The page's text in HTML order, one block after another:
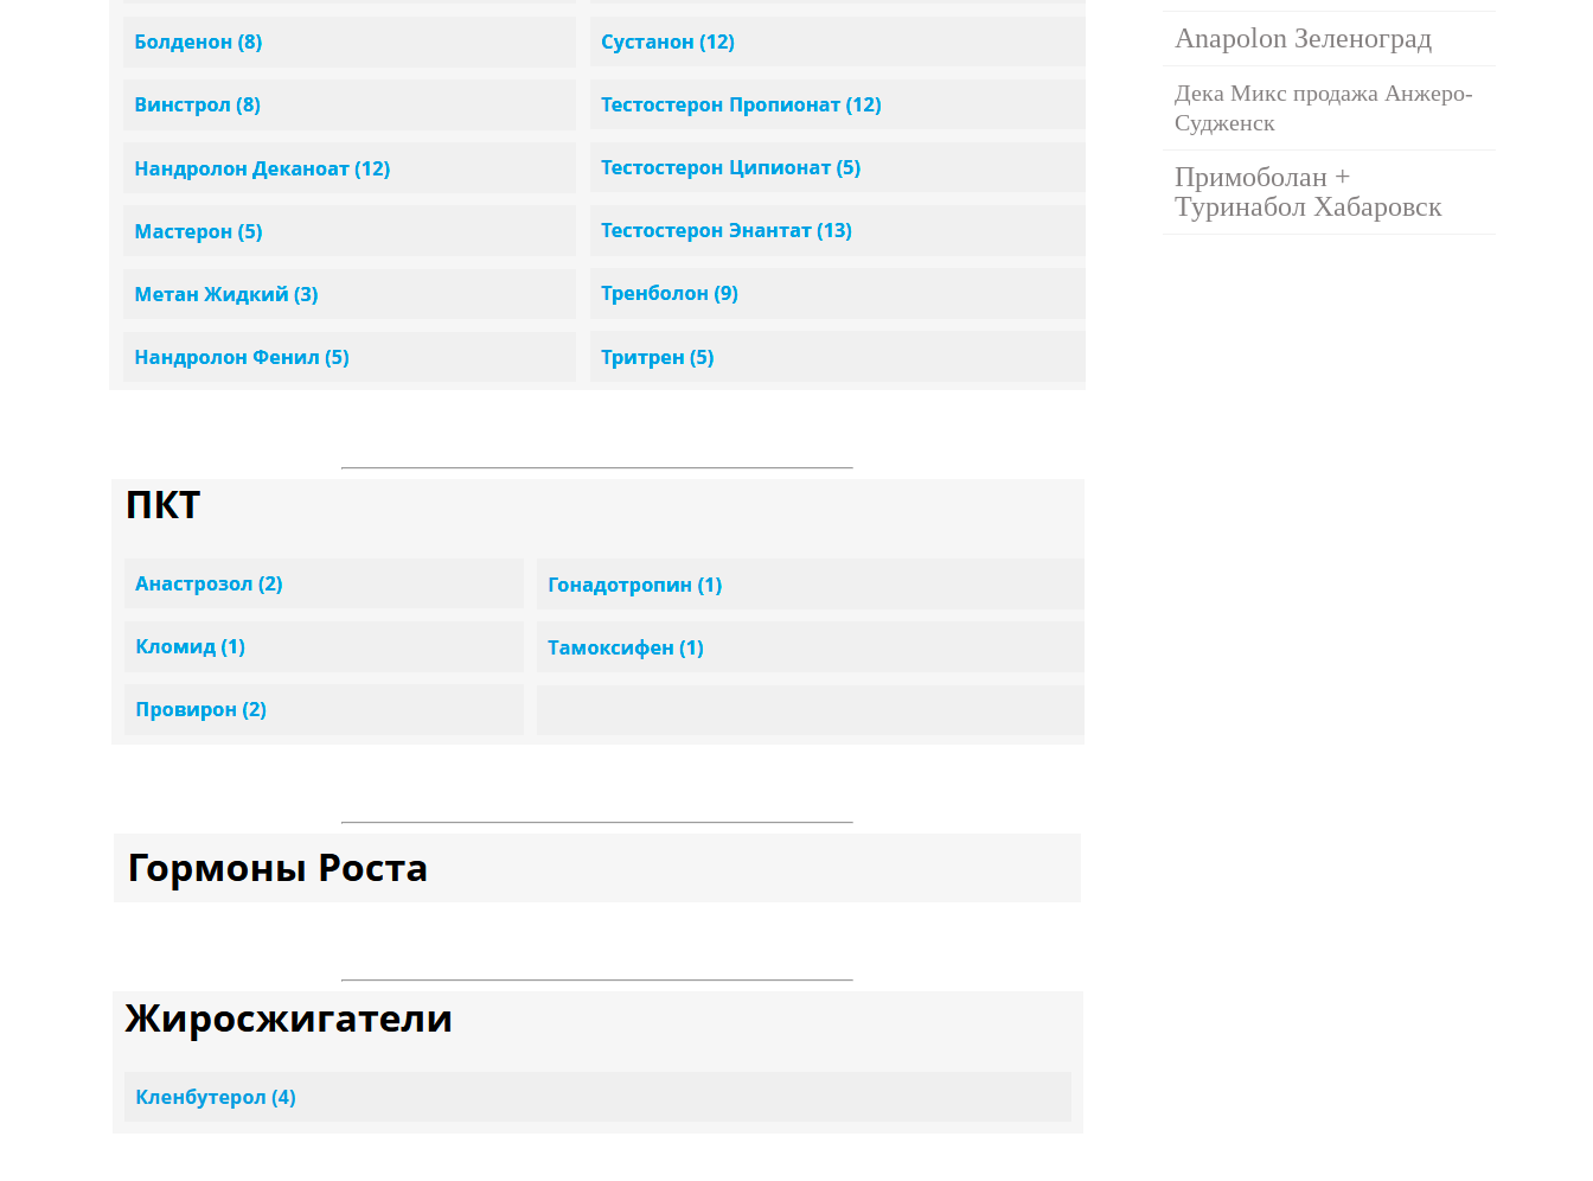
Anapolon Зеленоград
Дека Микс продажа Анжеро-
Судженск
Примоболан +
Туринабол Хабаровск